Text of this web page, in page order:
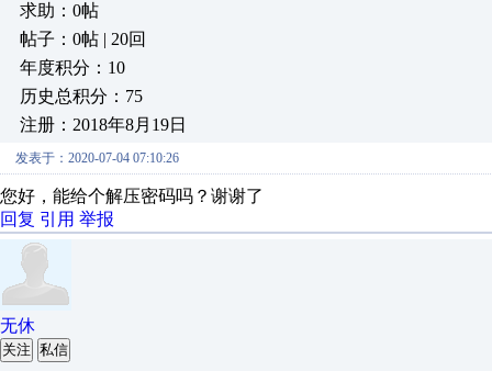
求助：0帖
帖子：0帖 | 20回
年度积分：10
历史总积分：75
注册：2018年8月19日
发表于：2020-07-04 07:10:26
您好，能给个解压密码吗？谢谢了
回复 引用 举报
无休
关注 私信